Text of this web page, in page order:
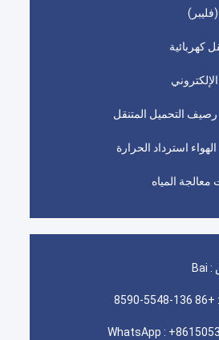
كهربائية
التحميل المتنقل
استرداد الحرارة
معالجة المياه
:
Bai
+86 136-5548-8590